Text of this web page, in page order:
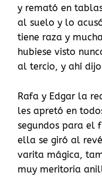
y remató en
al suelo y lo
tiene raza y
hubiese visto
al tercio, y ahí
Rafa y Edgar la
les apretó en
segundos para el
ella se giró al
varita mágica,
muy meritoria